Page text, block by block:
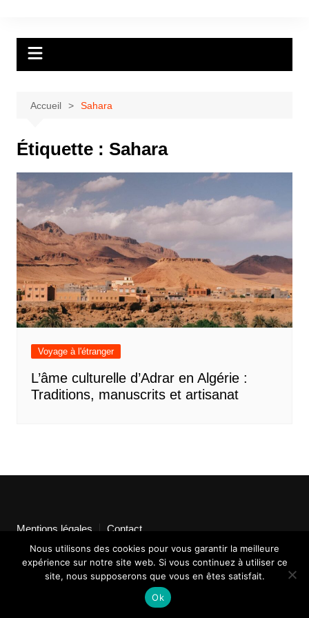
Accueil Sahara
Étiquette : Sahara
Voyage à l'étranger
L’âme culturelle d’Adrar en Algérie :
Traditions, manuscrits et artisanat
Mentions légales Contact
Nous utilisons des cookies pour vous garantir la meilleure
expérience sur notre site web. Si vous continuez à utiliser ce
site, nous supposerons que vous en êtes satisfait.
Ok